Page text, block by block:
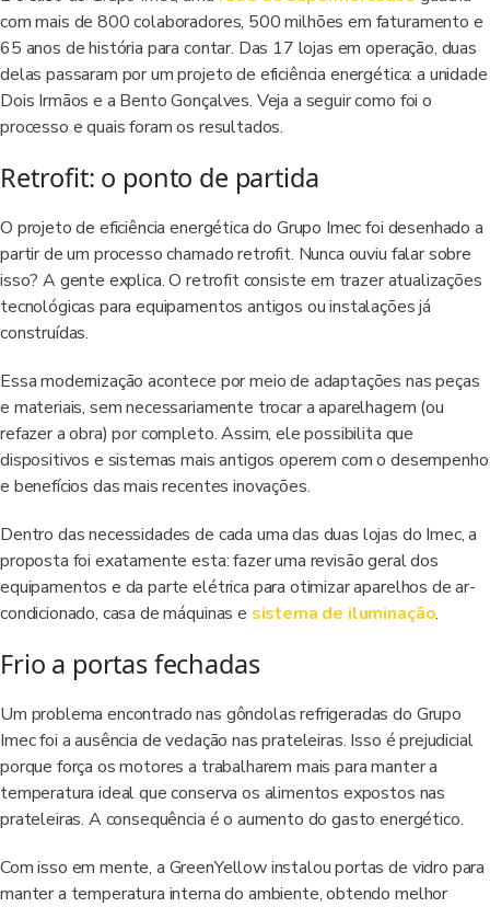
com mais de 800 colaboradores, 500 milhões em faturamento e
65 anos de história para contar. Das 17 lojas em operação, duas
delas passaram por um projeto de eficiência energética: a unidade
Dois Irmãos e a Bento Gonçalves. Veja a seguir como foi o
processo e quais foram os resultados.
Retrofit: o ponto de partida
O projeto de eficiência energética do Grupo Imec foi desenhado a
partir de um processo chamado retrofit. Nunca ouviu falar sobre
isso? A gente explica. O retrofit consiste em trazer atualizações
tecnológicas para equipamentos antigos ou instalações já
construídas.
Essa modernização acontece por meio de adaptações nas peças
e materiais, sem necessariamente trocar a aparelhagem (ou
refazer a obra) por completo. Assim, ele possibilita que
dispositivos e sistemas mais antigos operem com o desempenho
e benefícios das mais recentes inovações.
Dentro das necessidades de cada uma das duas lojas do Imec, a
proposta foi exatamente esta: fazer uma revisão geral dos
equipamentos e da parte elétrica para otimizar aparelhos de ar-
condicionado, casa de máquinas e sistema de iluminação.
Frio a portas fechadas
Um problema encontrado nas gôndolas refrigeradas do Grupo
Imec foi a ausência de vedação nas prateleiras. Isso é prejudicial
porque força os motores a trabalharem mais para manter a
temperatura ideal que conserva os alimentos expostos nas
prateleiras. A consequência é o aumento do gasto energético.
Com isso em mente, a GreenYellow instalou portas de vidro para
manter a temperatura interna do ambiente, obtendo melhor